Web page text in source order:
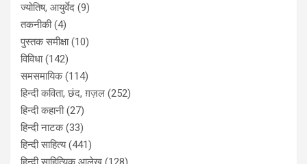
ज्योतिष, आयुर्वेद (9)
तकनीकी(4)
पुस्‍तक समीक्षा(10)
विविधा(142)
समसमायिक(114)
हिन्दी कविता, छंद, ग़ज़ल (252)
हिन्दी कहानी(27)
हिन्‍दी नाटक(33)
हिन्दी साहित्य(441)